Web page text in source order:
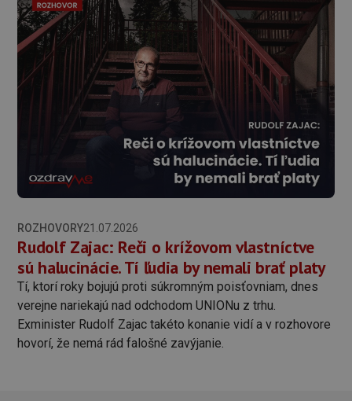
ROZHOVORY21.07.2026
Rudolf Zajac: Reči o krížovom vlastníctve
sú halucinácie. Tí ľudia by nemali brať platy
Tí, ktorí roky bojujú proti súkromným poisťovniam, dnes
verejne nariekajú nad odchodom UNIONu z trhu.
Exminister Rudolf Zajac takéto konanie vidí a v rozhovore
hovorí, že nemá rád falošné zavýjanie.